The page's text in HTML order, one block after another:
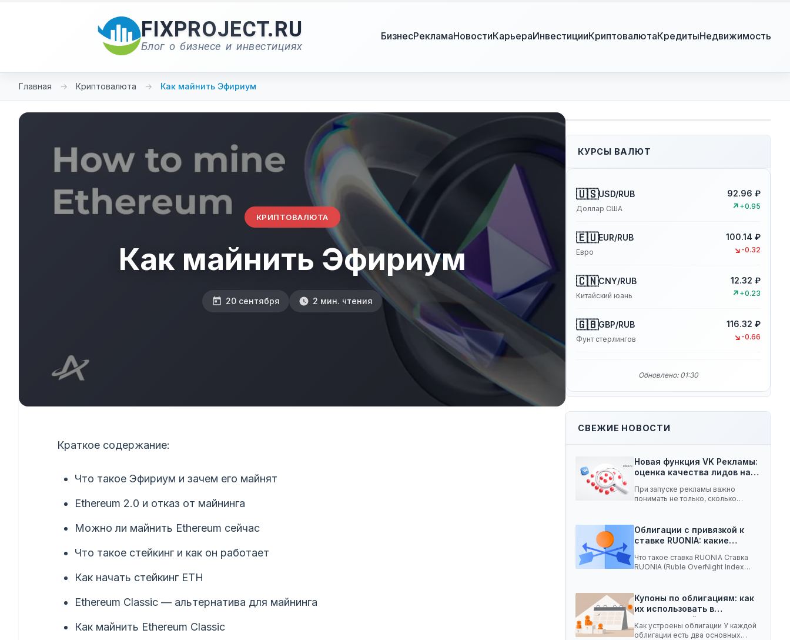
FIXPROJECT.RU
Блог о бизнесе и инвестициях
БизнесРекламаНовостиКарьераИнвестицииКриптовалютаКредитыНедвижимость
Главная → Криптовалюта → Как майнить Эфириум
КРИПТОВАЛЮТА
Как майнить Эфириум
20 сентября 2 мин. чтения
Краткое содержание:
Что такое Эфириум и зачем его майнят
Ethereum 2.0 и отказ от майнинга
Можно ли майнить Ethereum сейчас
Что такое стейкинг и как он работает
Как начать стейкинг ETH
Ethereum Classic — альтернатива для майнинга
Как майнить Ethereum Classic
КУРСЫ ВАЛЮТ
🇺🇸USD/RUB
Доллар США
92.96 ₽
↗ +0.95
🇪🇺EUR/RUB
Евро
100.14 ₽
↘ -0.32
🇨🇳CNY/RUB
Китайский юань
12.32 ₽
↗ +0.23
🇬🇧GBP/RUB
Фунт стерлингов
116.32 ₽
↘ -0.66
Обновлено: 01:30
СВЕЖИЕ НОВОСТИ
Новая функция VK Рекламы:
оценка качества лидов на…
При запуске рекламы важно
понимать не только, сколько
Облигации с привязкой к
ставке RUONIA: какие
Что такое ставка RUONIA Ставка
RUONIA (Ruble OverNight Index
Купоны по облигациям: как
их использовать в
долгосрочной…
Как устроены облигации У каждой
облигации есть два основных